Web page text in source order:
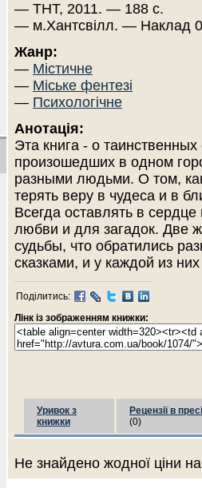
— THT, 2011. — 188 с.
— м.Хантсвілл. — Наклад
Жанр:
— Містичне
— Міське фентезі
— Психологічне
Анотація:
Эта книга - о
произошедших в одном
разными людьми. О том,
терять веру в чудеса и в
Всегда оставлять в
любви и для загадок. Две
судьбы, что обратились
сказками, и у каждой из
Поділитись:
Лінк із зображенням книжки:
Уривок з
книжки
Рецензії в пресі
(0)
Не знайдено жодної ціни